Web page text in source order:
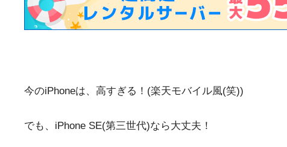
今のiPhoneは、高すぎる！(楽天モバイル風(笑))
でも、iPhone SE(第三世代)なら大丈夫！